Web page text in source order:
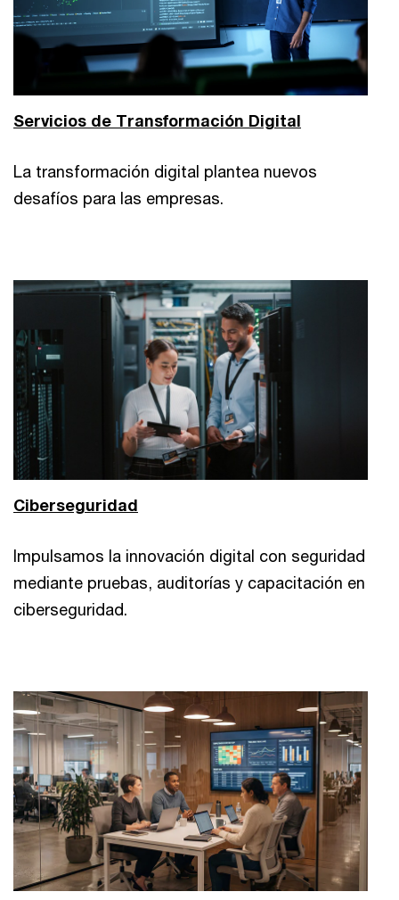
Servicios de Transformación Digital
La transformación digital plantea nuevos
desafíos para las empresas.
Ciberseguridad
Impulsamos la innovación digital con seguridad
mediante pruebas, auditorías y capacitación en
ciberseguridad.